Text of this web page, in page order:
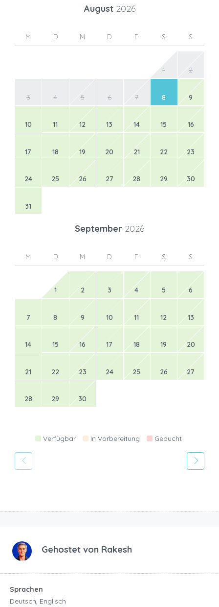
August 2026
M D M D F S S
1 2
3 4 5 6 7 8 9
10 11 12 13 14 15 16
17 18 19 20 21 22 23
24 25 26 27 28 29 30
31
September 2026
M D M D F S S
1 2 3 4 5 6
7 8 9 10 11 12 13
14 15 16 17 18 19 20
21 22 23 24 25 26 27
28 29 30
Verfügbar In Vorbereitung Gebucht
Gehostet von Rakesh
Sprachen
Deutsch, Englisch